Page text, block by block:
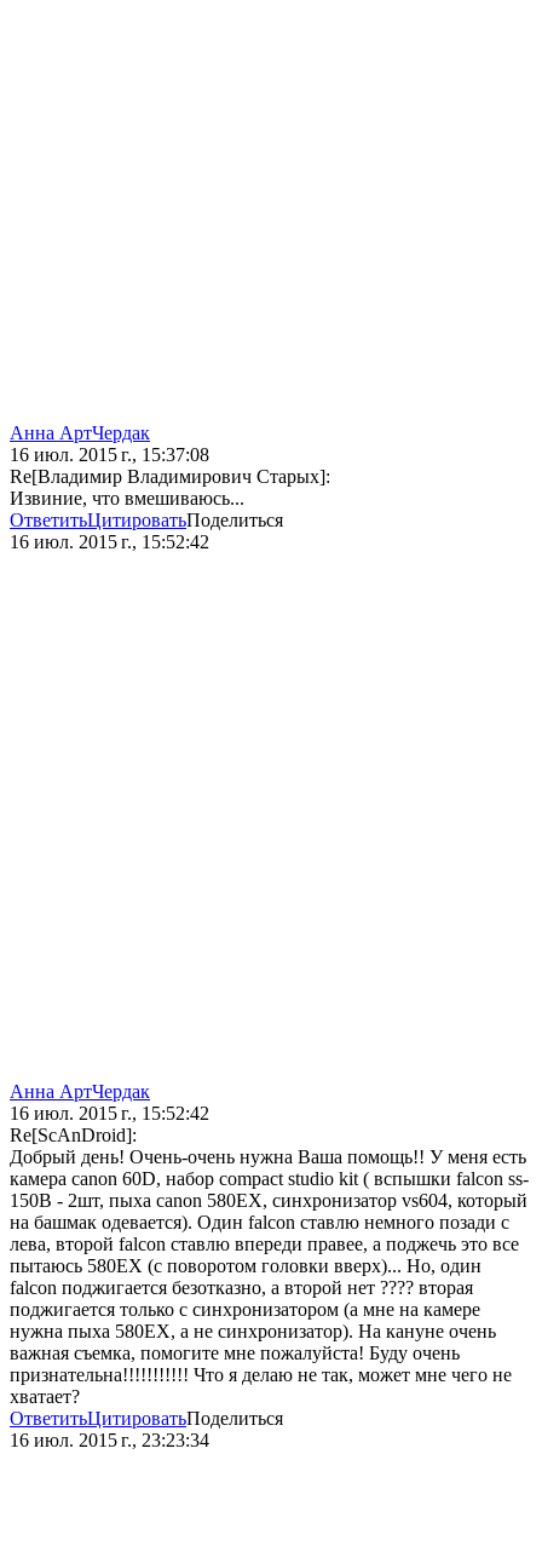
Анна АртЧердак
16 июл. 2015 г., 15:37:08
Re[Владимир Владимирович Старых]:
Извиние, что вмешиваюсь...
ОтветитьЦитироватьПоделиться
16 июл. 2015 г., 15:52:42
Анна АртЧердак
16 июл. 2015 г., 15:52:42
Re[ScAnDroid]:
Добрый день! Очень-очень нужна Ваша помощь!! У меня есть
камера canon 60D, набор compact studio kit ( вспышки falcon ss-
150B - 2шт, пыха canon 580EX, синхронизатор vs604, который
на башмак одевается). Один falcon ставлю немного позади с
лева, второй falcon ставлю впереди правее, а поджечь это все
пытаюсь 580EX (с поворотом головки вверх)... Но, один
falcon поджигается безотказно, а второй нет ???? вторая
поджигается только с синхронизатором (а мне на камере
нужна пыха 580EX, а не синхронизатор). На кануне очень
важная съемка, помогите мне пожалуйста! Буду очень
признательна!!!!!!!!!!! Что я делаю не так, может мне чего не
хватает?
ОтветитьЦитироватьПоделиться
16 июл. 2015 г., 23:23:34